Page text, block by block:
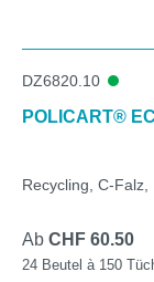
DZ6820.10
POLICART®
Recycling, C-Falz,
Ab CHF 60.50
24 Beutel à 150